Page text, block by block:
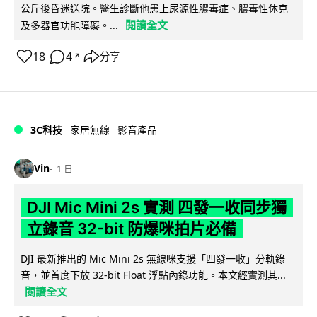
公斤後昏迷送院。醫生診斷他患上尿源性膿毒症、膿毒性休克
及多器官功能障礙。...
閱讀全文
18 4 ↗ 分享
3C科技 家居無線 影音產品
Vin 1 日
DJI Mic Mini 2s 實測 四發一收同步獨
立錄音 32-bit 防爆咪拍片必備
DJI 最新推出的 Mic Mini 2s 無線咪支援「四發一收」分軌錄
音，並首度下放 32-bit Float 浮點內錄功能。本文經實測其...
閱讀全文